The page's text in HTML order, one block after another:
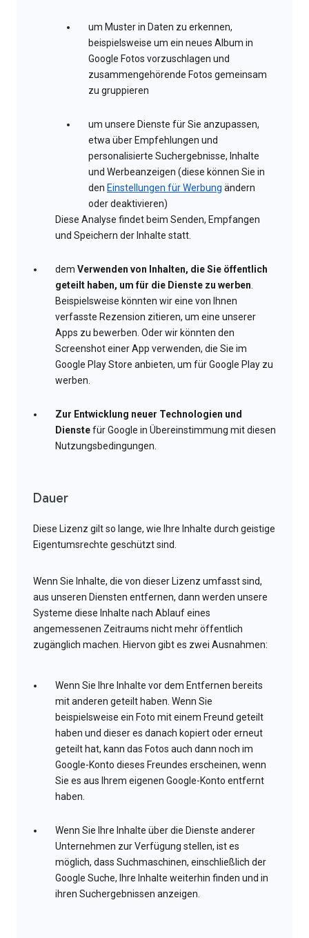
um Muster in Daten zu erkennen,
beispielsweise um ein neues Album in
Google Fotos vorzuschlagen und
zusammengehörende Fotos gemeinsam
zu gruppieren
um unsere Dienste für Sie anzupassen,
etwa über Empfehlungen und
personalisierte Suchergebnisse, Inhalte
und Werbeanzeigen (diese können Sie in
den Einstellungen für Werbung ändern
oder deaktivieren)
Diese Analyse findet beim Senden, Empfangen
und Speichern der Inhalte statt.
dem Verwenden von Inhalten, die Sie öffentlich
geteilt haben, um für die Dienste zu werben.
Beispielsweise könnten wir eine von Ihnen
verfasste Rezension zitieren, um eine unserer
Apps zu bewerben. Oder wir könnten den
Screenshot einer App verwenden, die Sie im
Google Play Store anbieten, um für Google Play zu
werben.
Zur Entwicklung neuer Technologien und
Dienstefür Google in Übereinstimmung mit diesen
Nutzungsbedingungen.
Dauer
Diese Lizenz gilt so lange, wie Ihre Inhalte durch geistige
Eigentumsrechte geschützt sind.
Wenn Sie Inhalte, die von dieser Lizenz umfasst sind,
aus unseren Diensten entfernen, dann werden unsere
Systeme diese Inhalte nach Ablauf eines
angemessenen Zeitraums nicht mehr öffentlich
zugänglich machen. Hiervon gibt es zwei Ausnahmen:
Wenn Sie Ihre Inhalte vor dem Entfernen bereits
mit anderen geteilt haben. Wenn Sie
beispielsweise ein Foto mit einem Freund geteilt
haben und dieser es danach kopiert oder erneut
geteilt hat, kann das Fotos auch dann noch im
Google-Konto dieses Freundes erscheinen, wenn
Sie es aus Ihrem eigenen Google-Konto entfernt
haben.
Wenn Sie Ihre Inhalte über die Dienste anderer
Unternehmen zur Verfügung stellen, ist es
möglich, dass Suchmaschinen, einschließlich der
Google Suche, Ihre Inhalte weiterhin finden und in
ihren Suchergebnissen anzeigen.